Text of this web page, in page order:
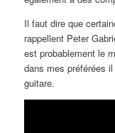
Il faut dire que
rappellent Peter
est probablement le
dans mes préférées il
guitare.